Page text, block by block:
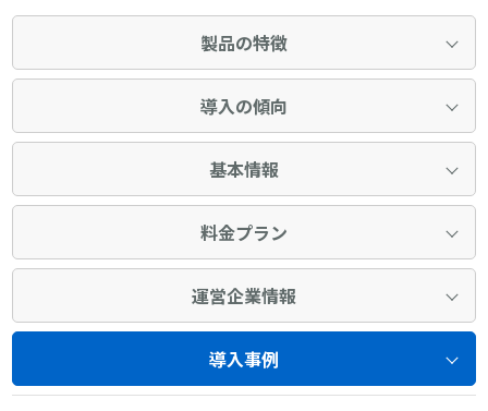
製品の特徴
導入の傾向
基本情報
料金プラン
運営企業情報
導入事例